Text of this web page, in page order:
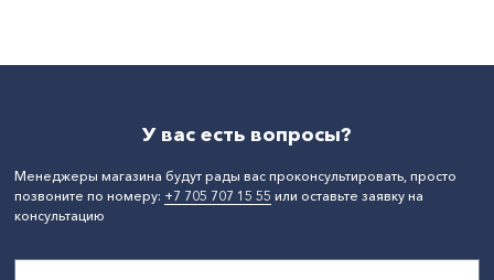
У вас есть вопросы?
Менеджеры магазина будут рады вас проконсультировать, просто
позвоните по номеру: +7 705 707 15 55 или оставьте заявку на
консультацию